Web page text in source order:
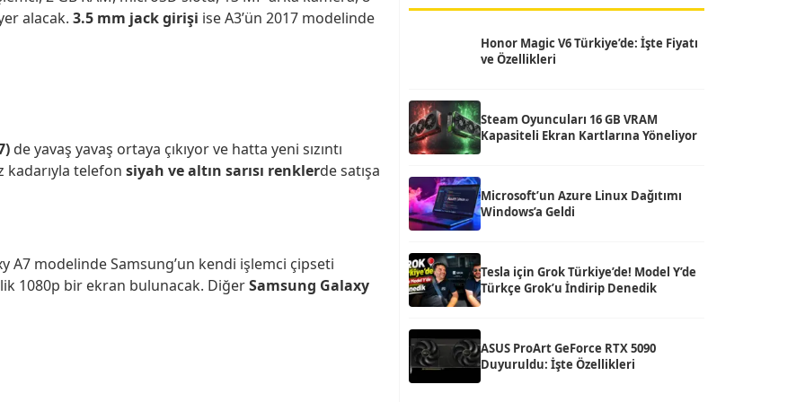
alacak. 3.5 mm jack girişi ise A3’ün 2017 modelinde
de yavaş yavaş ortaya çıkıyor ve hatta yeni sızıntı
telefon siyah ve altın sarısı renklerde satışa
A7 modelinde Samsung’un kendi işlemci çipseti
1080p bir ekran bulunacak. DiğerSamsung Galaxy
Honor Magic V6 Türkiye’de: İşte Fiyatı
ve Özellikleri
Steam Oyuncuları 16 GB VRAM
Kapasiteli Ekran Kartlarına Yöneliyor
Microsoft’un Azure Linux Dağıtımı
Windows’a Geldi
Tesla için Grok Türkiye’de! Model Y’de
Türkçe Grok’u İndirip Denedik
ASUS ProArt GeForce RTX 5090
Duyuruldu: İşte Özellikleri